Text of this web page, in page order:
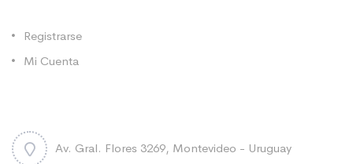
Registrarse
Mi Cuenta
Av. Gral. Flores 3269, Montevideo - Uruguay